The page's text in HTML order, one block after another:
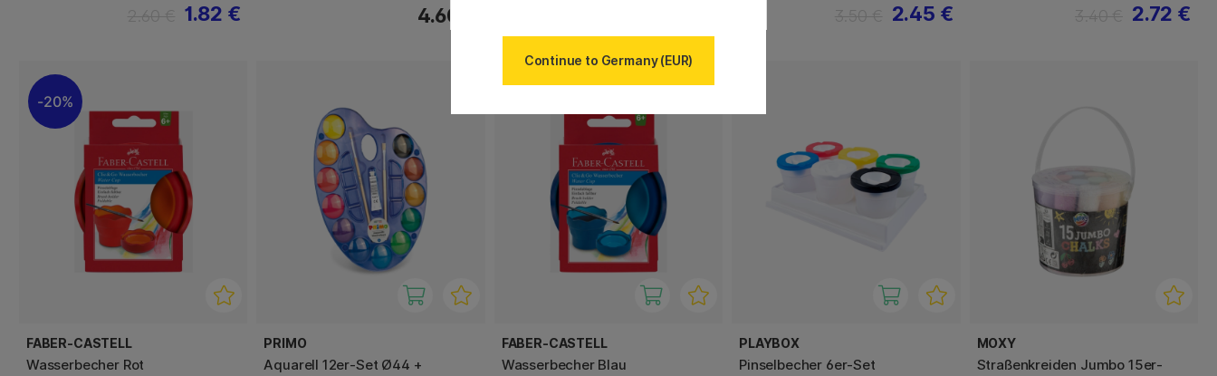
1.82 € 4.60 € 2.45 € 2.72 €
20%
FABER-CASTELL
Wasserbecher Rot
PRIMO
Aquarell 12er-Set Ø44 +
FABER-CASTELL
Wasserbecher Blau
PLAYBOX
Pinselbecher 6er-Set
MOXY
Straßenkreiden Jumbo 15er-
Continue to Germany (EUR)